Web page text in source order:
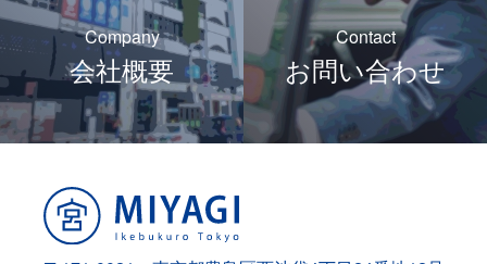
ョ
ン
Company
会社概要
Contact
お問い合わせ